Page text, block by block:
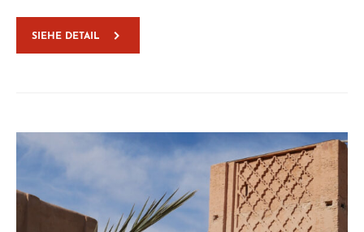
SIEHE DETAIL